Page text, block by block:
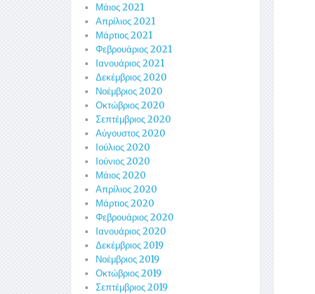
Μάιος 2021
Απρίλιος 2021
Μάρτιος 2021
Φεβρουάριος 2021
Ιανουάριος 2021
Δεκέμβριος 2020
Νοέμβριος 2020
Οκτώβριος 2020
Σεπτέμβριος 2020
Αύγουστος 2020
Ιούλιος 2020
Ιούνιος 2020
Μάιος 2020
Απρίλιος 2020
Μάρτιος 2020
Φεβρουάριος 2020
Ιανουάριος 2020
Δεκέμβριος 2019
Νοέμβριος 2019
Οκτώβριος 2019
Σεπτέμβριος 2019